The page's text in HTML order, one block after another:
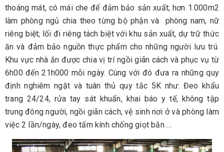
thoáng mát, có mái che để đảm bảo sản xuất; hơn 1.000m2
làm phòng ngủ chia theo từng bộ phận và phòng nam, nữ
riêng biệt; lối đi riêng tách biệt với khu sản xuất, dự trữ thức
ăn và đảm bảo nguồn thực phẩm cho những người lưu trú.
Khu vực nhà ăn được chia vị trí ngồi giãn cách và phục vụ từ
6h00 đến 21h000 mỗi ngày. Cùng với đó đưa ra những quy
định nghiêm ngặt và tuân thủ quy tắc 5K như: Đeo khẩu
trang 24/24, rửa tay sát khuẩn, khai báo y tế, không tập
trung đông người, ngồi giãn cách, vệ sinh nơi ở và phòng làm
việc 2 lần/ngày, đeo tấm kính chống giọt bắn …